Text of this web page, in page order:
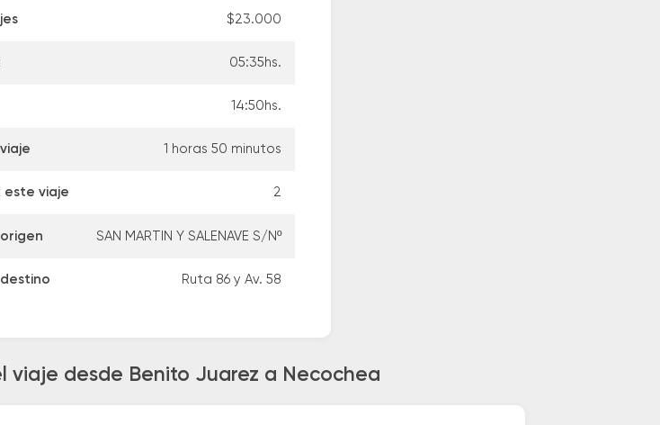
$23.000
05:35hs.
14:50hs.
1 horas 50 minutos
este viaje 2
SAN MARTIN Y SALENAVE S/Nº
Ruta 86 y Av. 58
viaje desde Benito Juarez a Necochea